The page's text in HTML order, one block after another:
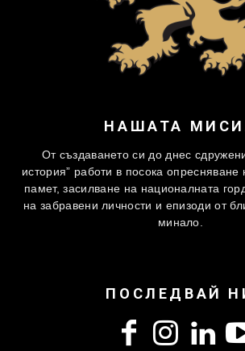
НАШАТА
От създаването си до днес
история” работи в посока опресняване
памет, засилване на националната
на забравени личности и епизоди от
минало.
ПОСЛЕДВАЙ